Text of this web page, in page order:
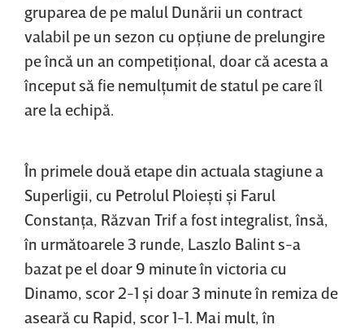
gruparea de pe malul Dunării un contract
valabil pe un sezon cu opţiune de prelungire
pe încă un an competiţional, doar că acesta a
început să fie nemulţumit de statul pe care îl
are la echipă.
În primele două etape din actuala stagiune a
Superligii, cu Petrolul Ploieşti şi Farul
Constanţa, Răzvan Trif a fost integralist, însă,
în următoarele 3 runde, Laszlo Balint s-a
bazat pe el doar 9 minute în victoria cu
Dinamo, scor 2-1 şi doar 3 minute în remiza de
aseară cu Rapid, scor 1-1. Mai mult, în